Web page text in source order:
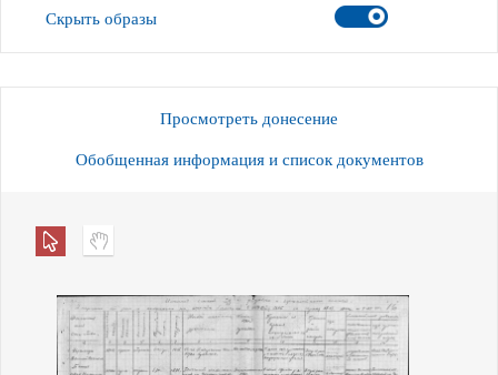
Скрыть образы
Просмотреть донесение
Обобщенная информация и список документов